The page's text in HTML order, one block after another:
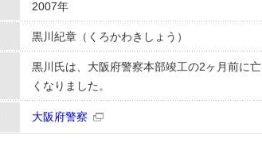
2007年
黒川紀章（くろかわきしょう）
黒川氏は、大阪府警察本部竣工の2ヶ月前に亡
くなりました。
大阪府警察